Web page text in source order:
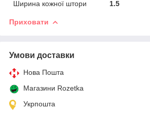
Ширина кожної штори 1.5
Приховати
Умови доставки
Нова Пошта
Магазини Rozetka
Укрпошта